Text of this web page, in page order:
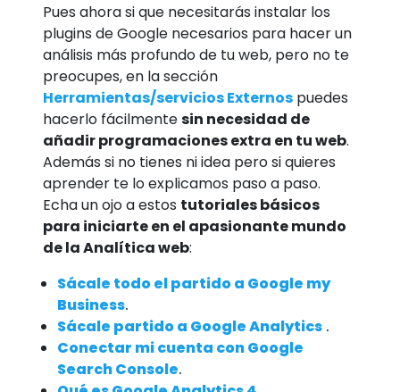
Pues ahora si que necesitarás instalar los
plugins de Google necesarios para hacer un
análisis más profundo de tu web, pero no te
preocupes, en la sección
Herramientas/servicios Externos puedes
hacerlo fácilmentesin necesidad de
añadir programaciones extra en tu web.
Además si no tienes ni idea pero si quieres
aprender te lo explicamos paso a paso.
Echa un ojo a estos tutoriales básicos
para iniciarte en el apasionante mundo
de la Analítica web:
Sácale todo el partido a Google my
Business.
Sácale partido a Google Analytics .
Conectar mi cuenta con Google
Search Console.